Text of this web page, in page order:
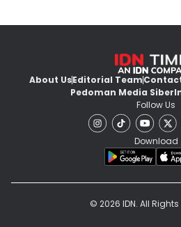
About UsEditorial Team
Pedoman Media Siber
Follow Us
Download
© 2026 IDN. All Rights